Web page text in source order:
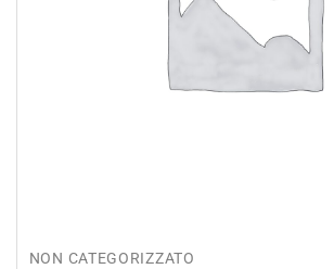
NON CATEGORIZZATO